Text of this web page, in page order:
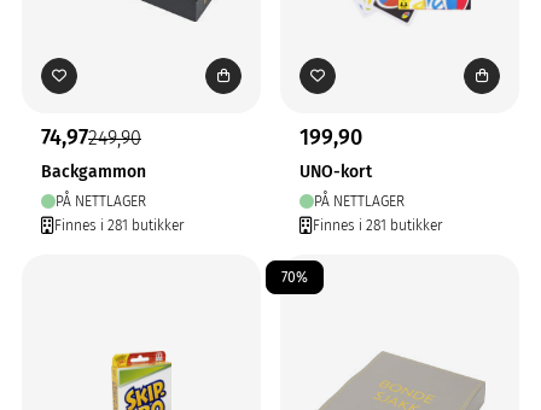
74,97249,90
Backgammon
PÅ NETTLAGER
Finnes i 281 butikker
199,90
UNO-kort
PÅ NETTLAGER
Finnes i 281 butikker
70%